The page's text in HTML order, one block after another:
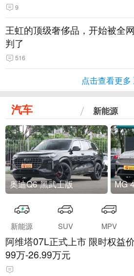
9
王虹的顶级奢侈品，开始被全
判了
516
点击查看更多
汽车 新能源
奥迪Q6 黑武士版 MG
新能源 SUV MPV
阿维塔07L正式上市 限时权益
99万-26.99万元